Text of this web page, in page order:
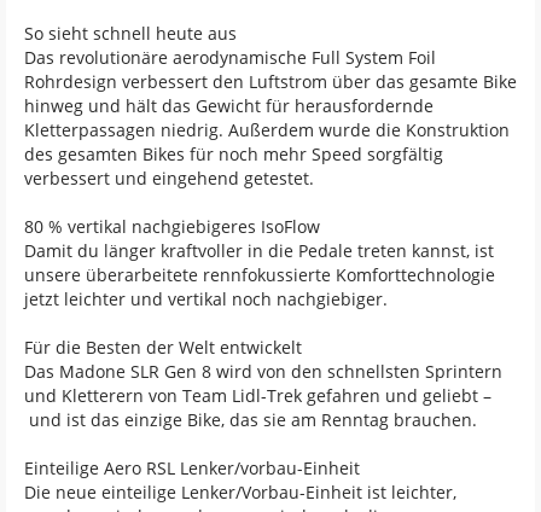
So sieht schnell heute aus
Das revolutionäre aerodynamische Full System Foil
Rohrdesign verbessert den Luftstrom über das gesamte Bike
hinweg und hält das Gewicht für herausfordernde
Kletterpassagen niedrig. Außerdem wurde die Konstruktion
des gesamten Bikes für noch mehr Speed sorgfältig
verbessert und eingehend getestet.
80 % vertikal nachgiebigeres IsoFlow
Damit du länger kraftvoller in die Pedale treten kannst, ist
unsere überarbeitete rennfokussierte Komforttechnologie
jetzt leichter und vertikal noch nachgiebiger.
Für die Besten der Welt entwickelt
Das Madone SLR Gen 8 wird von den schnellsten Sprintern
und Kletterern von Team Lidl-Trek gefahren und geliebt –
und ist das einzige Bike, das sie am Renntag brauchen.
Einteilige Aero RSL Lenker/vorbau-Einheit
Die neue einteilige Lenker/Vorbau-Einheit ist leichter,